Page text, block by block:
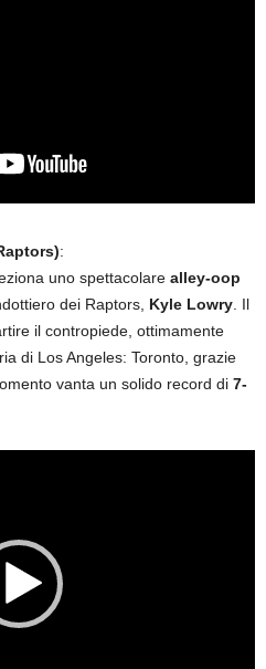
:
uno spettacolare alley-oop
dei Raptors, Kyle Lowry . Il
il contropiede, ottimamente
di Los Angeles: Toronto, grazie
vanta un solido record di 7-